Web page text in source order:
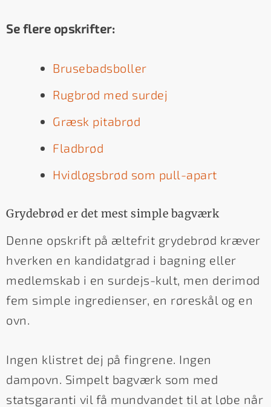
Se flere opskrifter:
Brusebadsboller
Rugbrød med surdej
Græsk pitabrød
Fladbrød
Hvidløgsbrød som pull-apart
Grydebrød er det mest simple bagværk
Denne opskrift på æltefrit grydebrød kræver
hverken en kandidatgrad i bagning eller
medlemskab i en surdejs-kult, men derimod
fem simple ingredienser, en røreskål og en
ovn.
Ingen klistret dej på fingrene. Ingen
dampovn. Simpelt bagværk som med
statsgaranti vil få mundvandet til at løbe når